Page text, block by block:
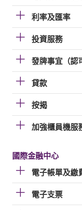
利率及匯率
投資服務
發牌事宜（認
貸款
按揭
加強櫃員機服
國際金融中心
電子帳單及繳
電子支票